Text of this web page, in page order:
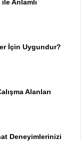
Anlamlı
İçin Uygundur?
Alanları
Deneyimlerinizi